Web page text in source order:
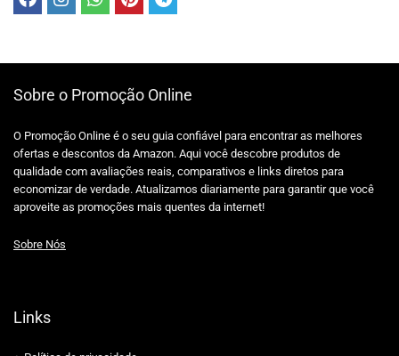
Sobre o Promoção Online
O Promoção Online é o seu guia confiável para encontrar as melhores
ofertas e descontos da Amazon. Aqui você descobre produtos de
qualidade com avaliações reais, comparativos e links diretos para
economizar de verdade. Atualizamos diariamente para garantir que você
aproveite as promoções mais quentes da internet!
Sobre Nós
Links